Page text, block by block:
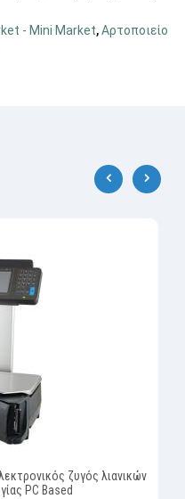
- Mini Market,Αρτοποιείο
ζυγός λιανικών
PC Based